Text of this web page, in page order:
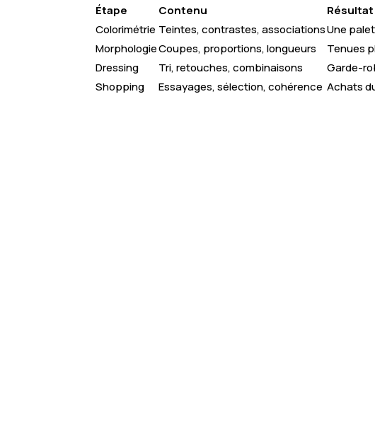
Étape
Contenu
Résultat
Colorimétrie Teintes, contrastes, associationsUne
MorphologieCoupes, proportions, longueurs
Tenues
Dressing
Tri, retouches, combinaisons
Garde-
Shopping
Essayages, sélection, cohérence Achats